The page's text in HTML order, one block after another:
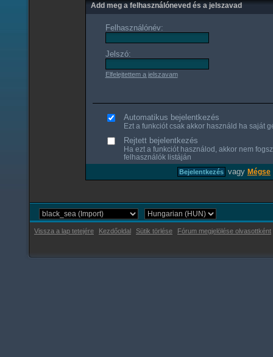
Add meg a felhasználóneved és a jelszavad
Felhasználónév:
Jelszó:
Elfelejtettem a jelszavam
Automatikus bejelentkezés
Ezt a funkciót csak akkor használd ha saját
Rejtett bejelentkezés
Ha ezt a funkciót használod, akkor nem
felhasználók listáján
vagy Mégse
Vissza a lap tetejére Kezdőoldal Sütik törlése Fórum megjelölése olvasottként